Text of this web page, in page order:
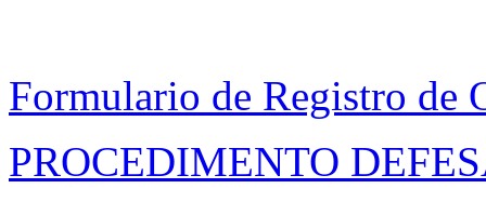
Formulario de Registro de
PROCEDIMENTO